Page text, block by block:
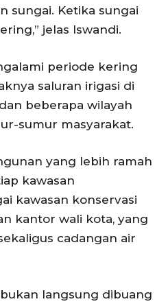
sungai. Ketika sungai
jelas Iswandi.
periode kering
saluran irigasi di
beberapa wilayah
sumur masyarakat.
yang lebih ramah
kawasan
kawasan konservasi
kantor wali kota, yang
cadangan air
langsung dibuang